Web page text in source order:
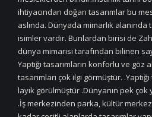
ihtiyacından doğan tasarımlar bu
aslında. Dünyada mimarlık alanında
isimler vardır. Bunlardan birisi de
dünya mimarisi tarafından bilinen
Yaptığı tasarımların konforlu ve göz
tasarımları çok ilgi görmüştür.
layık görülmüştür .Dünyanın pek
.İş merkezinden parka, kültür